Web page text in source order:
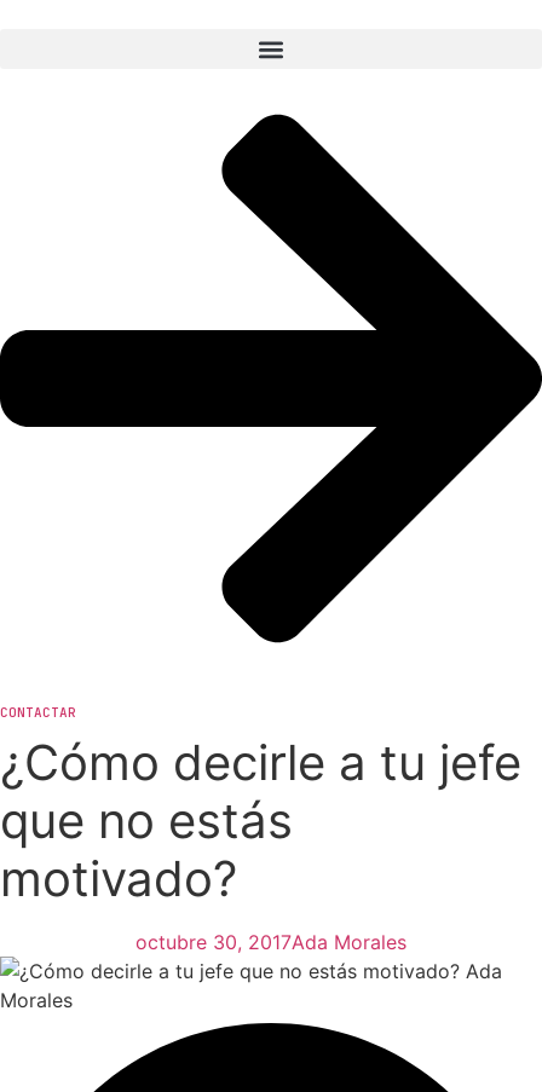
CONTACTAR
¿Cómo decirle a tu jefe
que no estás
motivado?
octubre 30, 2017Ada Morales